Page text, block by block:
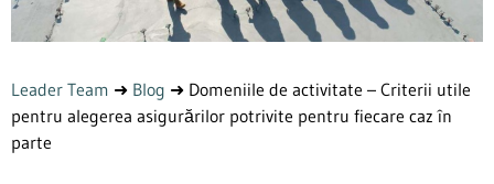
Leader Team ➜ Blog ➜ Domeniile de activitate – Criterii utile
pentru alegerea asigurărilor potrivite pentru fiecare caz în
parte